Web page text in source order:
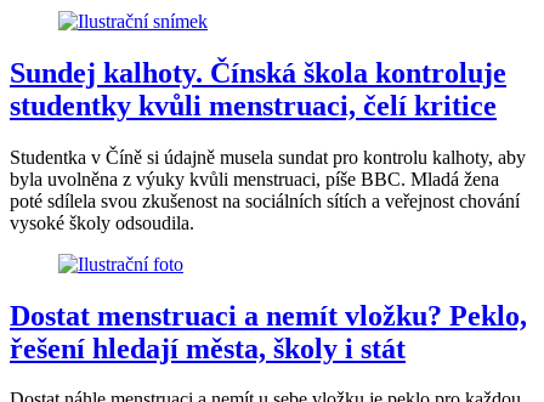
Sundej kalhoty. Čínská škola kontroluje
studentky kvůli menstruaci, čelí kritice
Studentka v Číně si údajně musela sundat pro kontrolu kalhoty, aby
byla uvolněna z výuky kvůli menstruaci, píše BBC. Mladá žena
poté sdílela svou zkušenost na sociálních sítích a veřejnost chování
vysoké školy odsoudila.
Dostat menstruaci a nemít vložku? Peklo,
řešení hledají města, školy i stát